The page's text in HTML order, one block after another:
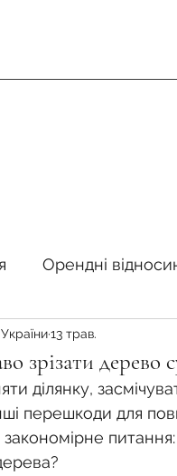
Орендні
земельної
Спадкування
зрізати дерево
13 трав.
ділянку,
перешкоди для
закономірне